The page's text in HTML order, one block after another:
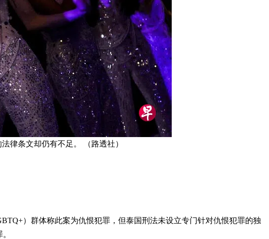
律条文却仍有不足。 （路透社）
）群体称此案为仇恨犯罪，但泰国刑法未设立专门针对仇恨犯罪的独